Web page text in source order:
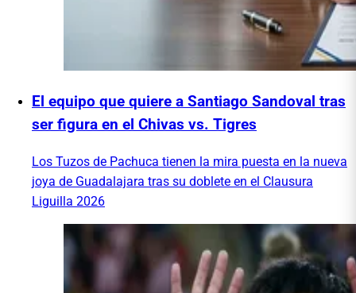
El equipo que quiere a Santiago Sandoval tras
ser figura en el Chivas vs. Tigres
Los Tuzos de Pachuca tienen la mira puesta en la nueva
joya de Guadalajara tras su doblete en el Clausura
Liguilla 2026